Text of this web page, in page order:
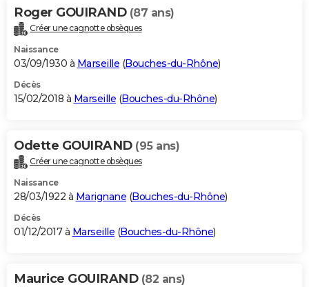
Roger GOUIRAND (87 ans)
Créer une cagnotte obsèques
Naissance
03/09/1930 à Marseille (Bouches-du-Rhône)
Décès
15/02/2018 à Marseille (Bouches-du-Rhône)
Odette GOUIRAND (95 ans)
Créer une cagnotte obsèques
Naissance
28/03/1922 à Marignane (Bouches-du-Rhône)
Décès
01/12/2017 à Marseille (Bouches-du-Rhône)
Maurice GOUIRAND (82 ans)